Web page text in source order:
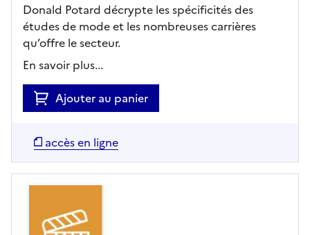
Donald Potard décrypte les spécificités des
études de mode et les nombreuses carrières
qu’offre le secteur.
En savoir plus...
Ajouter au panier
accès en ligne